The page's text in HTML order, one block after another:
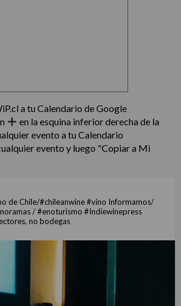
a tu Calendario de Google
en la esquina inferior derecha de la
evento a tu Calendario
evento y luego "Copiar a Mi
de Chile/#chileanwine #vino Informamos/
/ #enoturismo #Indiewinepress
no bodegas